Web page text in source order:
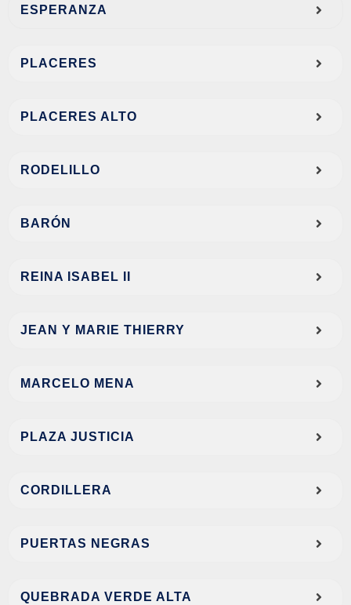
ESPERANZA
PLACERES
PLACERES ALTO
RODELILLO
BARÓN
REINA ISABEL II
JEAN Y MARIE THIERRY
MARCELO MENA
PLAZA JUSTICIA
CORDILLERA
PUERTAS NEGRAS
QUEBRADA VERDE ALTA